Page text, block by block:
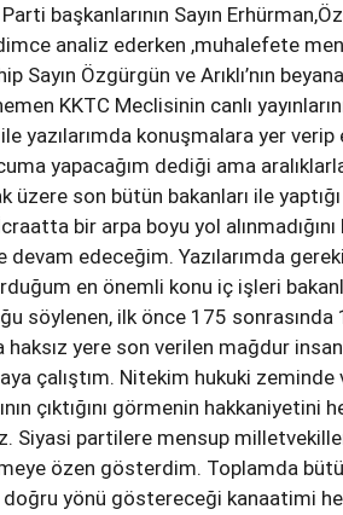
başkanlarının Sayın
analiz ederken ,muhalefete
Sayın Özgürgün ve Arıklı’nın
KKTC Meclisinin canlı
yazılarımda konuşmalara yer
yapacağım dediği ama
üzere son bütün bakanları ile
bir arpa boyu yol
devam edeceğim. Yazılarımda
en önemli konu iç işleri
söylenen, ilk önce 175
haksız yere son verilen mağdur
çalıştım. Nitekim hukuki zeminde
çıktığını görmenin hakkaniyetini
Siyasi partilere mensup
özen gösterdim. Toplamda
yönü göstereceği kanaatimi